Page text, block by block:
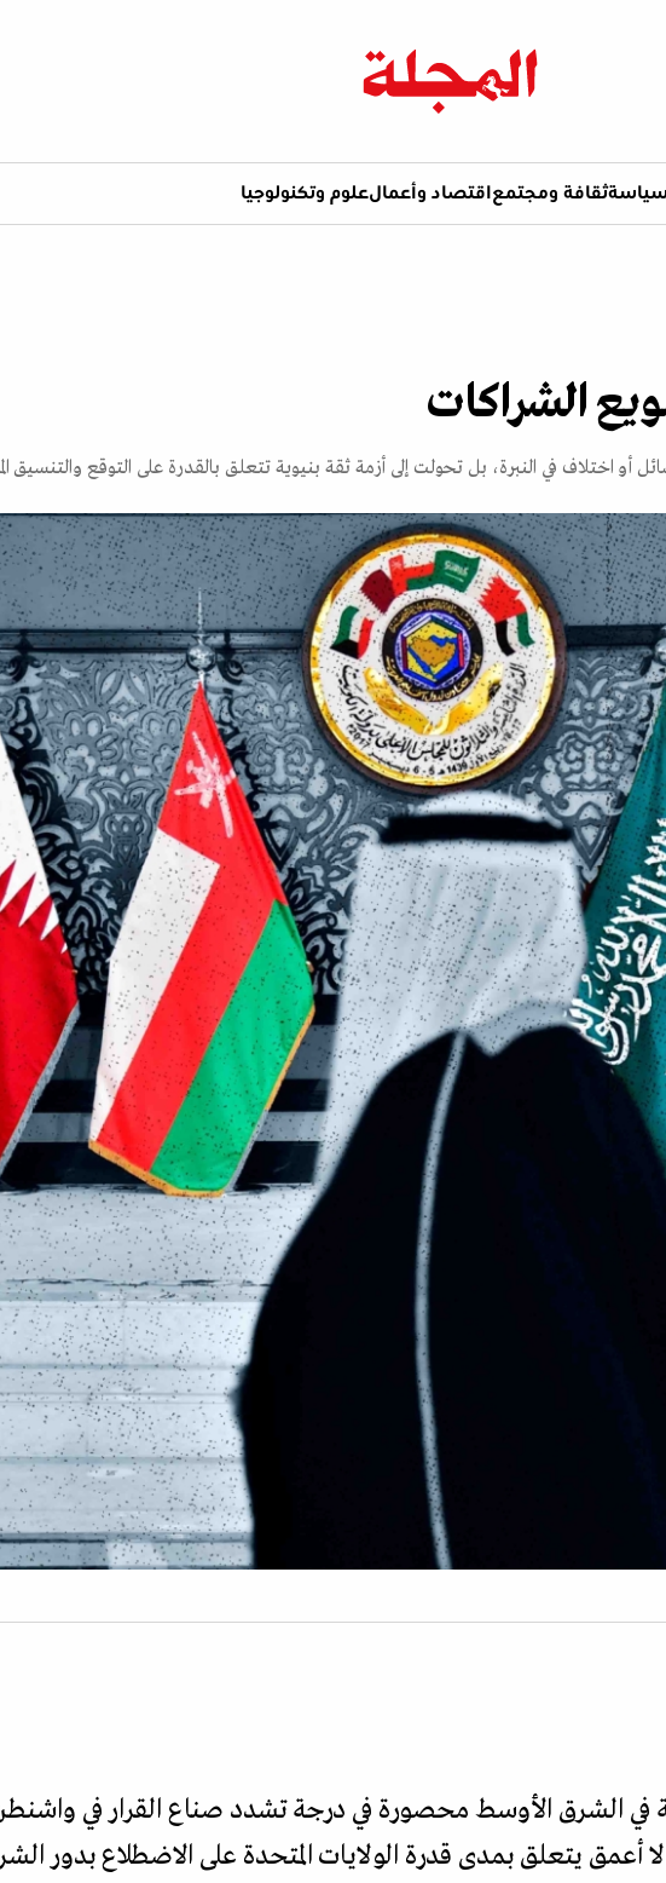
سياسةثقافة ومجتمع اقتصاد وأعمالعلوم وتكنولوجيا
الشراكات
أو اختلاف في النبرة، بل تحولت إلى أزمة ثقة بنيوية تتعلق بالقدرة على التوقع والتنسيق
في الشرق الأوسط محصورة في درجة تشدد صناع القرار في
أعمق يتعلق بمدى قدرة الولايات المتحدة على الاضطلاع بدور